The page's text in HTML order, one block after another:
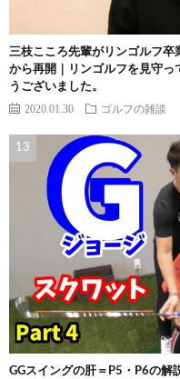
三枝こころ先輩がリンゴルフ
から再開｜リンゴルフを見守っ
うございました。
2020.01.30 ゴルフの雑談
GGスイングの肝＝P5・P6の解